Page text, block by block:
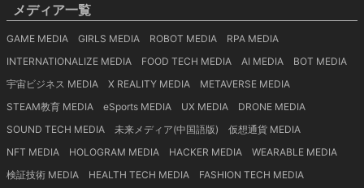
メディア一覧
GAME MEDIA GIRLS MEDIA ROBOT MEDIA
RPA MEDIA
INTERNATIONALIZE MEDIA
FOOD TECH MEDIA AI MEDIA
BOT MEDIA
宇宙ビジネス MEDIA
X REALITY MEDIA
METAVERSE MEDIA
STEAM教育 MEDIA
eSports MEDIA UX MEDIA
DRONE MEDIA
SOUND TECH MEDIA
未来メディア(中国語版)
仮想通貨 MEDIA
NFT MEDIA
HOLOGRAM MEDIA HACKER MEDIA
WEARABLE MEDIA
検証技術 MEDIA
HEALTH TECH MEDIA FASHION TECH MEDIA